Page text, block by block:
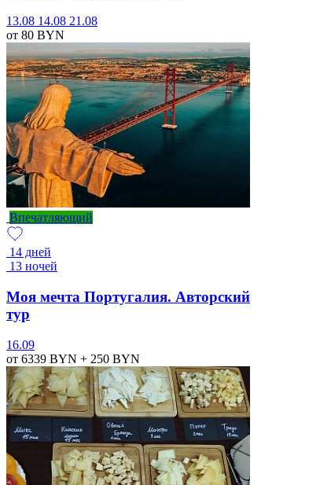
13.08 14.08 21.08
от 80 BYN
Впечатляющий
14 дней
13 ночей
Моя мечта Португалия. Авторский
тур
16.09
от 6339 BYN + 250 BYN